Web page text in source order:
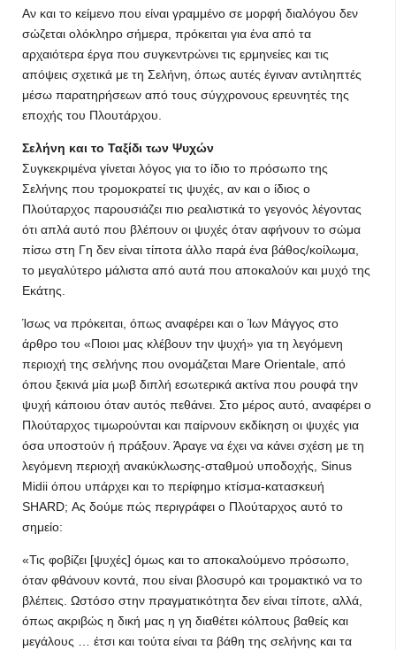
Αν και το κείμενο που είναι γραμμένο σε μορφή διαλόγου δεν
σώζεται ολόκληρο σήμερα, πρόκειται για ένα από τα
αρχαιότερα έργα που συγκεντρώνει τις ερμηνείες και τις
απόψεις σχετικά με τη Σελήνη, όπως αυτές έγιναν αντιληπτές
μέσω παρατηρήσεων από τους σύγχρονους ερευνητές της
εποχής του Πλουτάρχου.
Σελήνη και το Ταξίδι των Ψυχών
Συγκεκριμένα γίνεται λόγος για το ίδιο το πρόσωπο της
Σελήνης που τρομοκρατεί τις ψυχές, αν και ο ίδιος ο
Πλούταρχος παρουσιάζει πιο ρεαλιστικά το γεγονός λέγοντας
ότι απλά αυτό που βλέπουν οι ψυχές όταν αφήνουν το σώμα
πίσω στη Γη δεν είναι τίποτα άλλο παρά ένα βάθος/κοίλωμα,
το μεγαλύτερο μάλιστα από αυτά που αποκαλούν και μυχό της
Εκάτης.
Ίσως να πρόκειται, όπως αναφέρει και ο Ίων Μάγγος στο
άρθρο του «Ποιοι μας κλέβουν την ψυχή» για τη λεγόμενη
περιοχή της σελήνης που ονομάζεται Mare Orientale, από
όπου ξεκινά μία μωβ διπλή εσωτερικά ακτίνα που ρουφά την
ψυχή κάποιου όταν αυτός πεθάνει. Στο μέρος αυτό, αναφέρει ο
Πλούταρχος τιμωρούνται και παίρνουν εκδίκηση οι ψυχές για
όσα υποστούν ή πράξουν. Άραγε να έχει να κάνει σχέση με τη
λεγόμενη περιοχή ανακύκλωσης-σταθμού υποδοχής, Sinus
Midii όπου υπάρχει και το περίφημο κτίσμα-κατασκευή
SHARD; Ας δούμε πώς περιγράφει ο Πλούταρχος αυτό το
σημείο:
«Τις φοβίζει [ψυχές] όμως και το αποκαλούμενο πρόσωπο,
όταν φθάνουν κοντά, που είναι βλοσυρό και τρομακτικό να το
βλέπεις. Ωστόσο στην πραγματικότητα δεν είναι τίποτε, αλλά,
όπως ακριβώς η δική μας η γη διαθέτει κόλπους βαθείς και
μεγάλους … έτσι και τούτα είναι τα βάθη της σελήνης και τα